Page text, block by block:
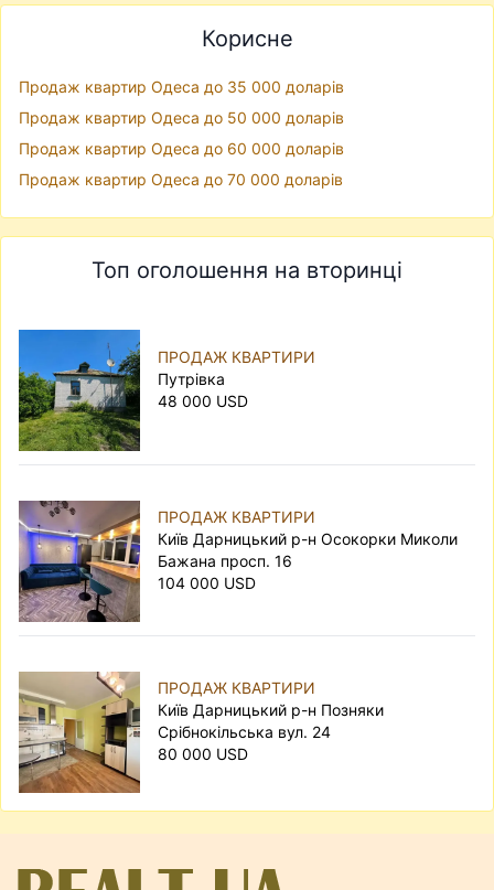
Корисне
Продаж квартир Одеса до 35 000 доларів
Продаж квартир Одеса до 50 000 доларів
Продаж квартир Одеса до 60 000 доларів
Продаж квартир Одеса до 70 000 доларів
Топ оголошення на вторинці
ПРОДАЖ КВАРТИРИ
Путрівка
48 000 USD
ПРОДАЖ КВАРТИРИ
Київ Дарницький р-н Осокорки Миколи
Бажана просп. 16
104 000 USD
ПРОДАЖ КВАРТИРИ
Київ Дарницький р-н Позняки
Срібнокільська вул. 24
80 000 USD